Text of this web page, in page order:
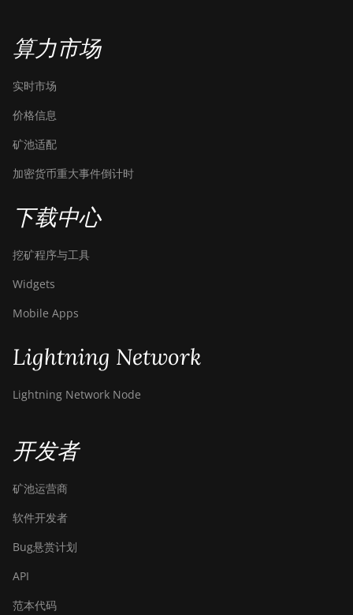
Bitdeer SealMiner A3 Pro Hydro
Bitmain Antminer AL1
Canaan Avalon A15-194T
Canaan Avalon A16 (282Th)
Canaan Avalon A16XP (300Th)
Canaan Avalon Made A1366
Canaan Avalon Made A1446
Canaan Avalon Made A1466
Canaan Avalon Mini 3
算力市场
实时市场
价格信息
矿池适配
加密货币重大事件倒计时
下载中心
挖矿程序与工具
Widgets
Mobile Apps
Lightning Network
Lightning Network Node
开发者
矿池运营商
软件开发者
Bug悬赏计划
API
范本代码